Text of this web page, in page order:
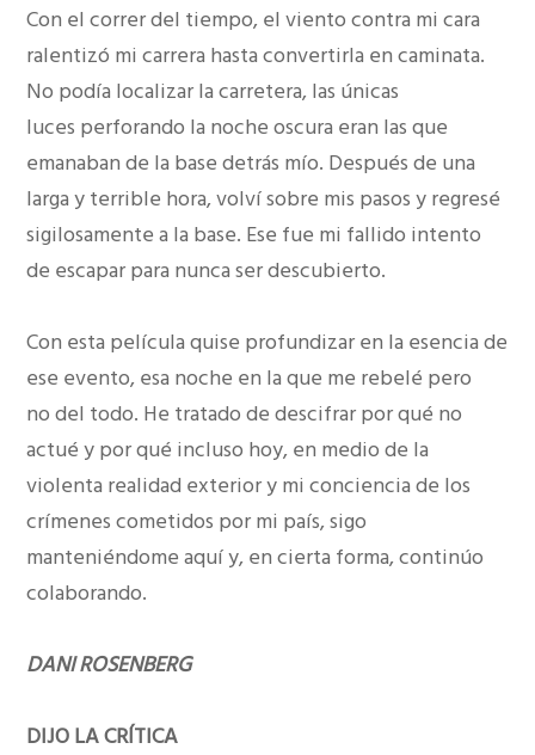
Con el correr del tiempo, el viento contra mi cara
ralentizó mi carrera hasta convertirla en caminata.
No podía localizar la carretera, las únicas
luces perforando la noche oscura eran las que
emanaban de la base detrás mío. Después de una
larga y terrible hora, volví sobre mis pasos y regresé
sigilosamente a la base. Ese fue mi fallido intento
de escapar para nunca ser descubierto.
Con esta película quise profundizar en la esencia de
ese evento, esa noche en la que me rebelé pero
no del todo. He tratado de descifrar por qué no
actué y por qué incluso hoy, en medio de la
violenta realidad exterior y mi conciencia de los
crímenes cometidos por mi país, sigo
manteniéndome aquí y, en cierta forma, continúo
colaborando.
DANI ROSENBERG
DIJO LA CRÍTICA